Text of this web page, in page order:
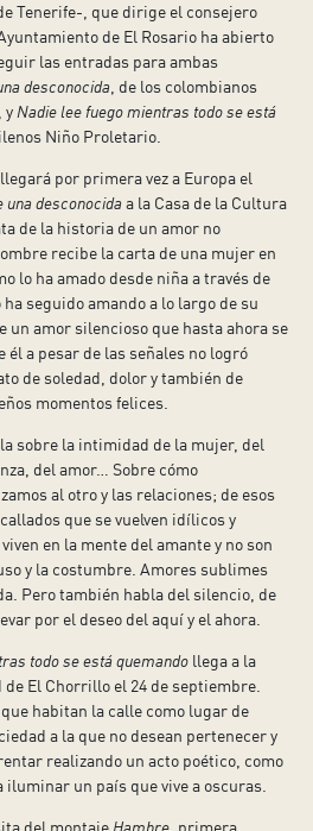
Tenerife-, que dirige el consejero
de El Rosario ha abierto
las entradas para ambas
desconocida , de los colombianos
y Nadie lee fuego mientras todo se está
Niño Proletario.
por primera vez a Europa el
una desconocidaa la Casa de la Cultura
de la historia de un amor no
recibe la carta de una mujer en
lo ha amado desde niña a través de
ha seguido amando a lo largo de su
un amor silencioso que hasta ahora se
él a pesar de las señales no logró
de soledad, dolor y también de
momentos felices.
sobre la intimidad de la mujer, del
del amor… Sobre cómo
al otro y las relaciones; de esos
que se vuelven idílicos y
en la mente del amante y no son
y la costumbre. Amores sublimes
Pero también habla del silencio, de
por el deseo del aquí y el ahora.
todo se está quemando llega a la
de El Chorrillo el 24 de septiembre.
habitan la calle como lugar de
a la que no desean pertenecer y
realizando un acto poético, como
un país que vive a oscuras.